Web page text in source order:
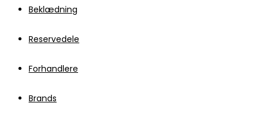
Beklædning
Reservedele
Forhandlere
Brands